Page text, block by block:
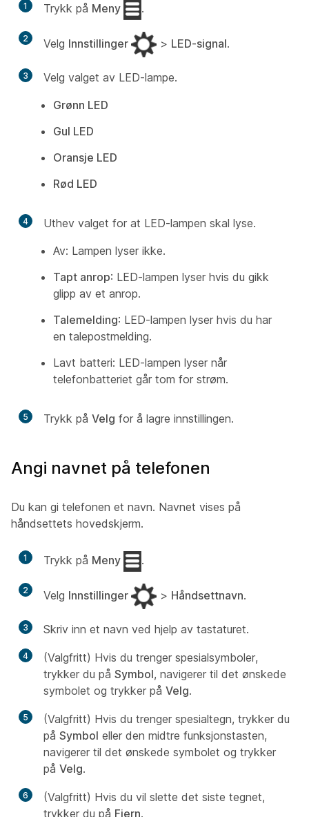
1 Trykk på Meny .
2 Velg Innstillinger > LED-signal.
3
Velg valget av LED-lampe.
Grønn LED
Gul LED
Oransje LED
Rød LED
4
Uthev valget for at LED-lampen skal lyse.
Av: Lampen lyser ikke.
Tapt anrop: LED-lampen lyser hvis du gikk
glipp av et anrop.
Talemelding: LED-lampen lyser hvis du har
en talepostmelding.
Lavt batteri: LED-lampen lyser når
telefonbatteriet går tom for strøm.
5 Trykk på Velg for å lagre innstillingen.
Angi navnet på telefonen
Du kan gi telefonen et navn. Navnet vises på
håndsettets hovedskjerm.
1 Trykk på Meny .
2 Velg Innstillinger > Håndsettnavn.
3 Skriv inn et navn ved hjelp av tastaturet.
4
(Valgfritt) Hvis du trenger spesialsymboler,
trykker du på Symbol, navigerer til det ønskede
symbolet og trykker på Velg.
5
(Valgfritt) Hvis du trenger spesialtegn, trykker du
på Symbol eller den midtre funksjonstasten,
navigerer til det ønskede symbolet og trykker
på Velg.
6
(Valgfritt) Hvis du vil slette det siste tegnet,
trykker du på Fjern.